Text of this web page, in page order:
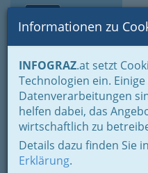
Informationen zu
INFOGRAZ.at setzt
Technologien ein.
Datenverarbeitungen
helfen dabei, das
wirtschaftlich zu
Details dazu finden Sie
Erklärung.
Home Branchen
Der Handel nach WKO-
Landesgremium des
Handel mit LKW und
GADY OPEL
Wiener Straße 350, 8051
+43 316 788 0